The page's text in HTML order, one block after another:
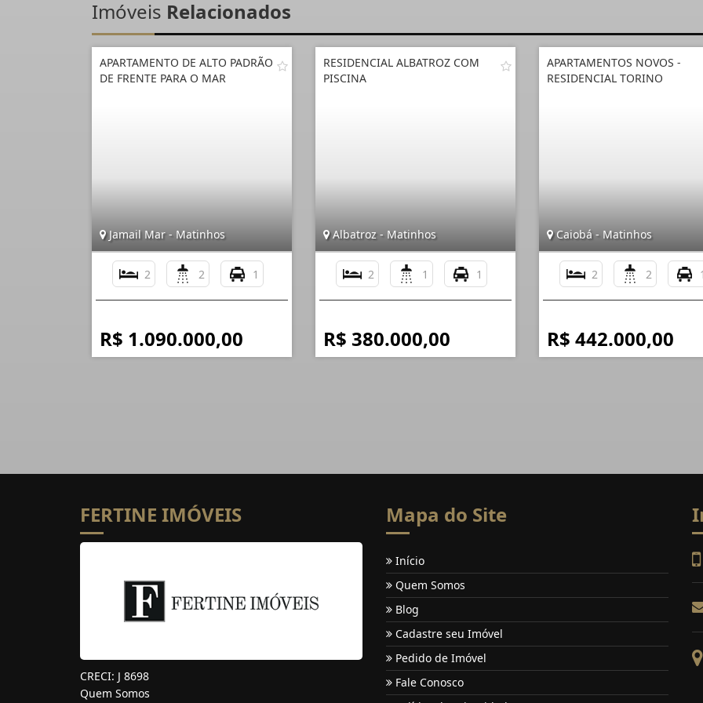
Imóveis Relacionados
APARTAMENTO DE ALTO PADRÃO
DE FRENTE PARA O MAR
Jamail Mar - Matinhos
2 2 1
R$ 1.090.000,00
RESIDENCIAL ALBATROZ COM
PISCINA
Albatroz - Matinhos
2 1 1
R$ 380.000,00
APARTAMENTOS NOVOS -
RESIDENCIAL TORINO
Caiobá - Matinhos
2 2
R$ 442.000,00
FERTINE IMÓVEIS
CRECI: J 8698
Quem Somos
Mapa do Site
Início
Quem Somos
Blog
Cadastre seu Imóvel
Pedido de Imóvel
Fale Conosco